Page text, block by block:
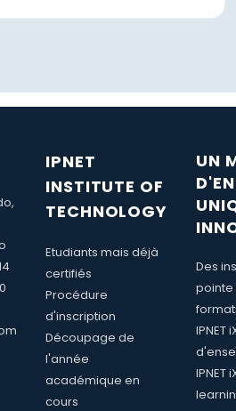
IPNET
INSTITUTE OF
TECHNOLOGY
Etudiants mais déjà
certifiés
Procédure
d'inscription
Découpage de
l'année
académique en
cours
UN
Des
pointe
IPNET
IPNET